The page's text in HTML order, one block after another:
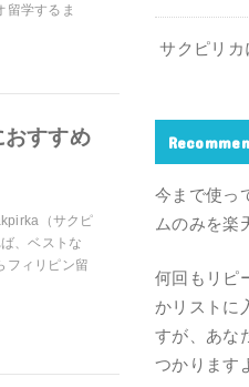
留学するま
おすすめ
（サクピ
、ベストな
フィリピン留
サクピリカ
今まで使っ
ムのみを楽
何回もリピ
かリストに
すが、あな
つかります